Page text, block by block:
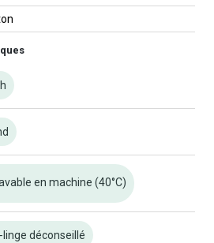
en machine (40°C)
linge déconseillé